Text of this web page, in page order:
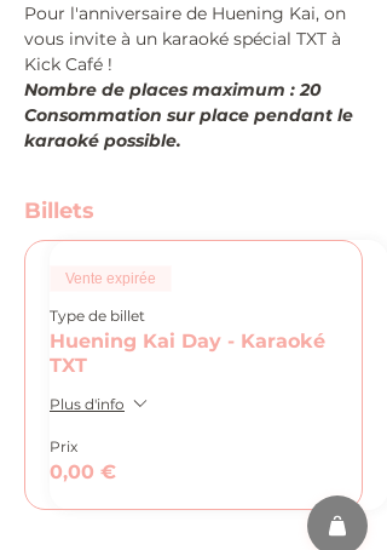
Pour l'anniversaire de Huening Kai, on
vous invite à un karaoké spécial TXT à
Kick Café !
Nombre de places maximum : 20
Consommation sur place pendant le
karaoké possible.
Billets
Vente expirée
Type de billet
Huening Kai Day - Karaoké
TXT
Plus d'info
Prix
0,00 €